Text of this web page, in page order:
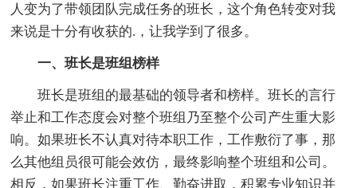
人变为了带领团队完成任务的班长，这个角色转变对我
来说是十分有收获的.，让我学到了很多。
一、班长是班组榜样
班长是班组的最基础的领导者和榜样。班长的言行
举止和工作态度会对整个班组乃至整个公司产生重大影
响。如果班长不认真对待本职工作，工作敷衍了事，那
么其他组员很可能会效仿，最终影响整个班组和公司。
相反，如果班长注重工作、勤奋进取，积累专业知识并